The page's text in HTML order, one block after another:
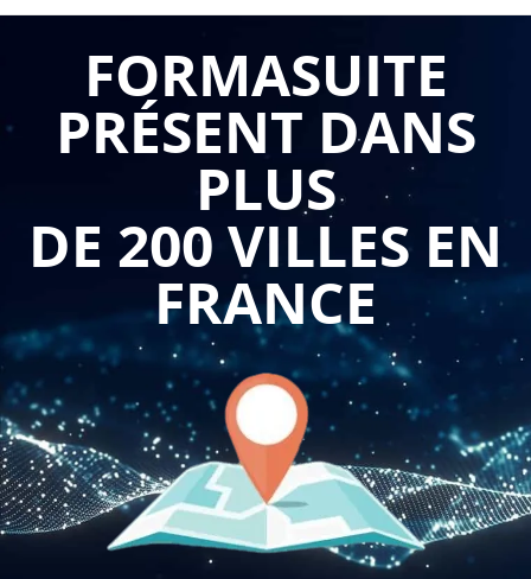
sur le thème "Comprendre et maîtriser la norme ISO 22000"
offre aux professionnels les compétences et les
connaissances nécessaires pour se conformer à cette norme
et pour mettre en place un système de management de la
sécurité des denrées alimentaires efficace. Voici pourquoi
cette formation est d'une grande importance pour un public
Tout d'abord, la formation permet aux professionnels de
comprendre les exigences de la norme ISO 22000. Ils
apprennent les principes fondamentaux de la sécurité des
denrées alimentaires, les bonnes pratiques d'hygiène, les
systèmes de management de la sécurité des denrées
alimentaires et les méthodes de contrôle des risques. Cette
compréhension approfondie de la norme leur permet de
mettre en place des mesures de prévention et de contrôle
adaptées, de suivre les procédures de sécurité alimentaire et
de garantir la conformité aux exigences réglementaires.
FORMASUITE
PRÉSENT DANS
PLUS
DE 200 VILLES EN
FRANCE